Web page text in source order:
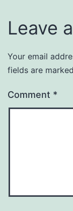
Leave
Your email
fields are marked
Comment *